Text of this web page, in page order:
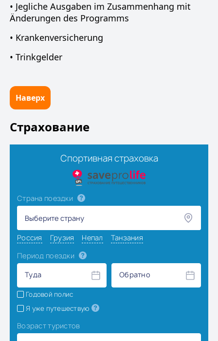
• Jegliche Ausgaben im Zusammenhang mit
Änderungen des Programms
• Krankenversicherung
• Trinkgelder
Наверх
Страхование